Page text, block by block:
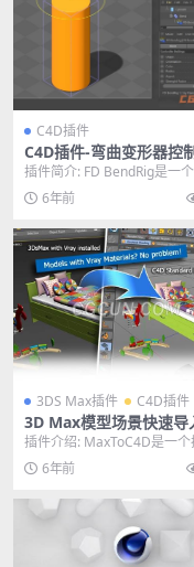
C4D插件
C4D插件-弯曲变形器控
插件 FD BendRig 1.1 英
插件简介: FD BendRig是一
件，可充当折弯变形器的控制
以更直观的...
6年前
3DS Max插件 C4D插件
3D Max模型场景快速导
D插件 MAXtoC4D v4.5
破解版
插件介绍: MaxToC4D是一个
只需单击两次即可将3DsMax
场景传...
6年前